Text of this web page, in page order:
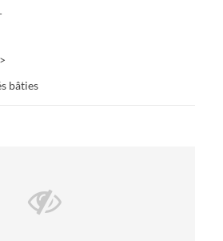
bâties